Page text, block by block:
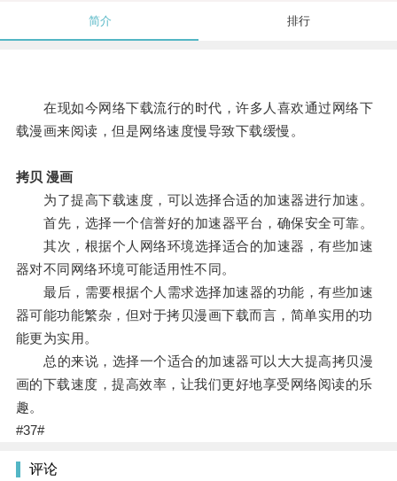
简介 排行
在现如今网络下载流行的时代，许多人喜欢通过网络下
载漫画来阅读，但是网络速度慢导致下载缓慢。
拷贝 漫画
为了提高下载速度，可以选择合适的加速器进行加速。
首先，选择一个信誉好的加速器平台，确保安全可靠。
其次，根据个人网络环境选择适合的加速器，有些加速
器对不同网络环境可能适用性不同。
最后，需要根据个人需求选择加速器的功能，有些加速
器可能功能繁杂，但对于拷贝漫画下载而言，简单实用的功
能更为实用。
总的来说，选择一个适合的加速器可以大大提高拷贝漫
画的下载速度，提高效率，让我们更好地享受网络阅读的乐
趣。
#37#
评论